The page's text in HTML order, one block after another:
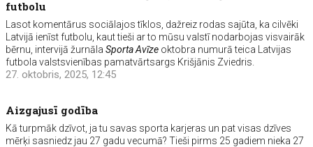
futbolu
Lasot komentārus sociālajos tīklos, dažreiz rodas sajūta, ka cilvēki
Latvijā ienīst futbolu, kaut tieši ar to mūsu valstī nodarbojas visvairāk
bērnu, intervijā žurnālaSporta Avīze oktobra numurā teica Latvijas
futbola valstsvienības pamatvārtsargs Krišjānis Zviedris.
27. oktobris, 2025, 12:45
Aizgajusī godība
Kā turpmāk dzīvot, ja tu savas sporta karjeras un pat visas dzīves
mērķi sasniedz jau 27 gadu vecumā? Tieši pirms 25 gadiem nieka 27